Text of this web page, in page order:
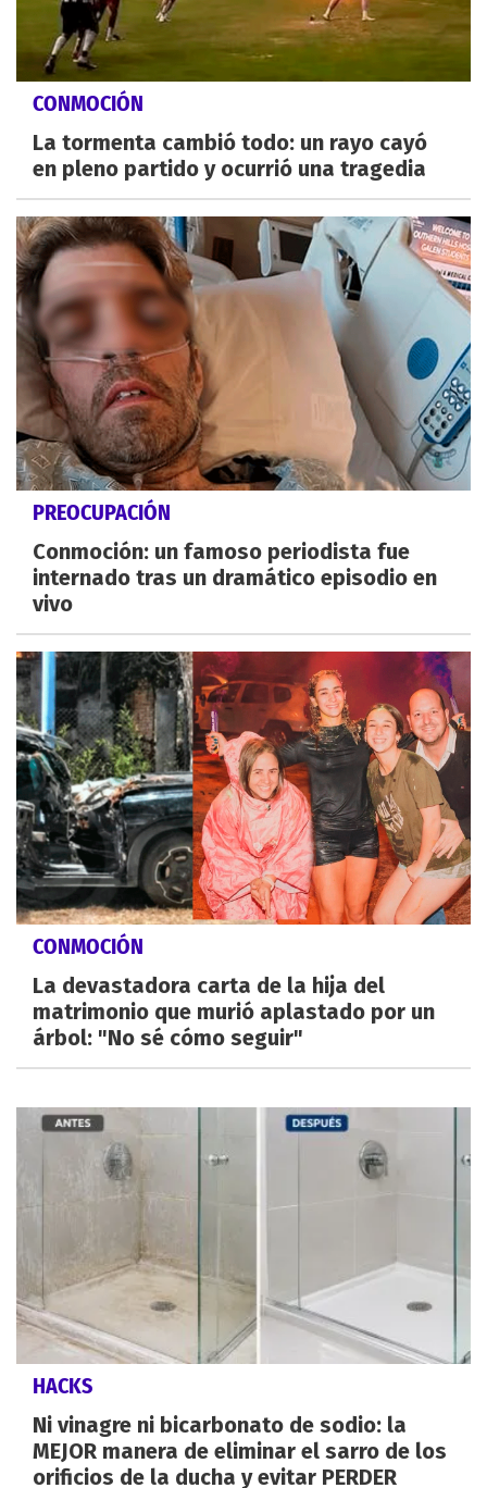
CONMOCIÓN
La tormenta cambió todo: un rayo cayó
en pleno partido y ocurrió una tragedia
PREOCUPACIÓN
Conmoción: un famoso periodista fue
internado tras un dramático episodio en
vivo
CONMOCIÓN
La devastadora carta de la hija del
matrimonio que murió aplastado por un
árbol: "No sé cómo seguir"
HACKS
Ni vinagre ni bicarbonato de sodio: la
MEJOR manera de eliminar el sarro de los
orificios de la ducha y evitar PERDER